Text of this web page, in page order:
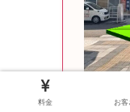
料金 お客